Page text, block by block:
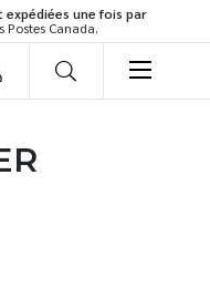
expédiées une fois par
Postes Canada.